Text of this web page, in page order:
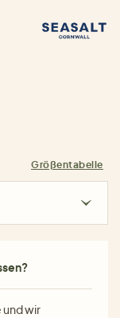
Größentabelle
und wir